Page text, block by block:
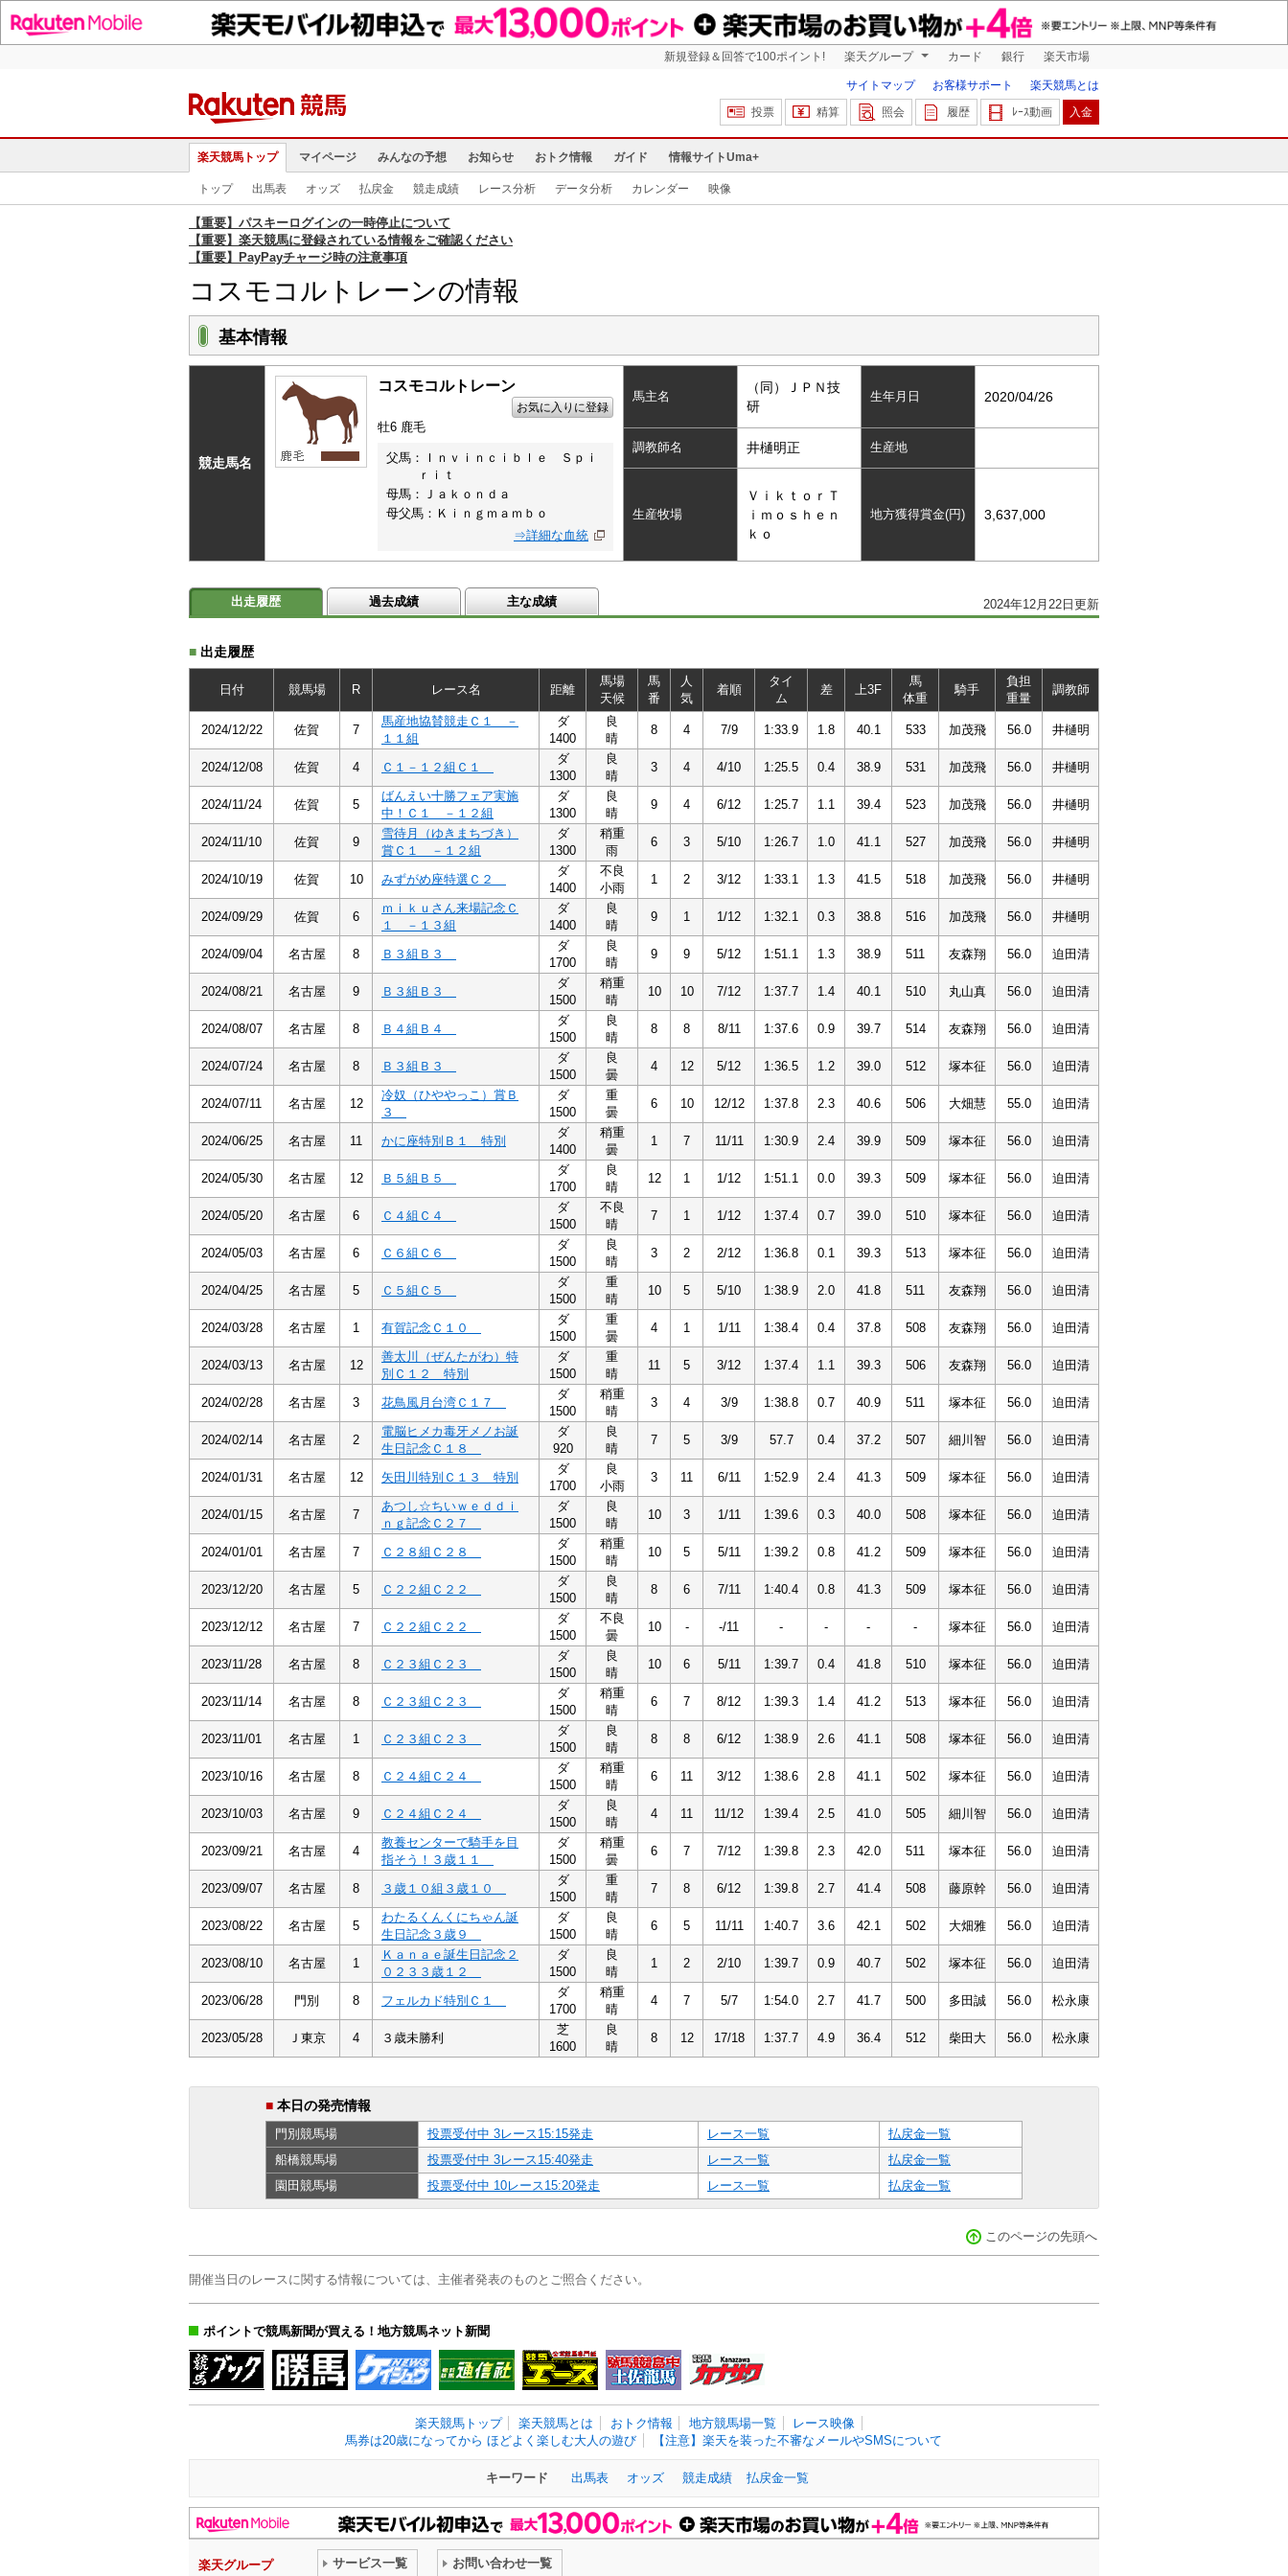
新規登録＆回答で100ポイント! 楽天グループ カード 銀行 楽天市場
サイトマップ お客様サポート
楽天競馬とは
投票
精算 照会 履歴 ﾚｰｽ動画 入金
楽天競馬トップ マイページ みんなの予想 お知らせ おトク情報 ガイド 情報サイトUma+
トップ 出馬表 オッズ 払戻金 競走成績 レース分析 データ分析 カレンダー 映像
【重要】パスキーログインの一時停止について
【重要】楽天競馬に登録されている情報をご確認ください
【重要】PayPayチャージ時の注意事項
コスモコルトレーンの情報
基本情報
競走馬名
コスモコルトレーン
お気に入りに登録
牡6 鹿毛
父馬：Ｉｎｖｉｎｃｉｂｌｅ Ｓｐｉ
ｒｉｔ
母馬：Ｊａｋｏｎｄａ
母父馬：Ｋｉｎｇｍａｍｂｏ
⇒詳細な血統
馬主名
（同）ＪＰＮ技
研
生年月日 2020/04/26
調教師名 井樋明正 生産地
生産牧場
ＶｉｋｔｏｒＴ
ｉｍｏｓｈｅｎ
ｋｏ
地方獲得賞金(円) 3,637,000
2024年12月22日更新
出走履歴 過去成績 主な成績
■ 出走履歴
日付 競馬場 R レース名 距離
馬場
天候
馬
番
人
気
着順
タイ
ム
差 上3F
馬
体重
騎手
負担
重量
調教師
2024/12/22 佐賀 7
馬産地協賛競走Ｃ１ －
１１組
ダ
1400
良
晴
8 4 7/9 1:33.9 1.8 40.1 533 加茂飛 56.0 井樋明
2024/12/08 佐賀 4 Ｃ１－１２組Ｃ１
ダ
1300
良
晴
3 4 4/10 1:25.5 0.4 38.9 531 加茂飛 56.0 井樋明
2024/11/24 佐賀 5
ばんえい十勝フェア実施
中！Ｃ１ －１２組
ダ
1300
良
晴
9 4 6/12 1:25.7 1.1 39.4 523 加茂飛 56.0 井樋明
2024/11/10 佐賀 9
雪待月（ゆきまちづき）
賞Ｃ１ －１２組
ダ
1300
稍重
雨
6 3 5/10 1:26.7 1.0 41.1 527 加茂飛 56.0 井樋明
2024/10/19 佐賀 10 みずがめ座特選Ｃ２
ダ
1400
不良
小雨
1 2 3/12 1:33.1 1.3 41.5 518 加茂飛 56.0 井樋明
2024/09/29 佐賀 6
ｍｉｋｕさん来場記念Ｃ
１ －１３組
ダ
1400
良
晴
9 1 1/12 1:32.1 0.3 38.8 516 加茂飛 56.0 井樋明
2024/09/04 名古屋 8 Ｂ３組Ｂ３
ダ
1700
良
晴
9 9 5/12 1:51.1 1.3 38.9 511 友森翔 56.0 迫田清
2024/08/21 名古屋 9 Ｂ３組Ｂ３
ダ
1500
稍重
晴
10 10 7/12 1:37.7 1.4 40.1 510 丸山真 56.0 迫田清
2024/08/07 名古屋 8 Ｂ４組Ｂ４
ダ
1500
良
晴
8 8 8/11 1:37.6 0.9 39.7 514 友森翔 56.0 迫田清
2024/07/24 名古屋 8 Ｂ３組Ｂ３
ダ
1500
良
曇
4 12 5/12 1:36.5 1.2 39.0 512 塚本征 56.0 迫田清
2024/07/11 名古屋 12
冷奴（ひややっこ）賞Ｂ
３
ダ
1500
重
曇
6 10 12/12 1:37.8 2.3 40.6 506 大畑慧 55.0 迫田清
2024/06/25 名古屋 11 かに座特別Ｂ１ 特別
ダ
1400
稍重
曇
1 7 11/11 1:30.9 2.4 39.9 509 塚本征 56.0 迫田清
2024/05/30 名古屋 12 Ｂ５組Ｂ５
ダ
1700
良
晴
12 1 1/12 1:51.1 0.0 39.3 509 塚本征 56.0 迫田清
2024/05/20 名古屋 6 Ｃ４組Ｃ４
ダ
1500
不良
晴
7 1 1/12 1:37.4 0.7 39.0 510 塚本征 56.0 迫田清
2024/05/03 名古屋 6 Ｃ６組Ｃ６
ダ
1500
良
晴
3 2 2/12 1:36.8 0.1 39.3 513 塚本征 56.0 迫田清
2024/04/25 名古屋 5 Ｃ５組Ｃ５
ダ
1500
重
晴
10 5 5/10 1:38.9 2.0 41.8 511 友森翔 56.0 迫田清
2024/03/28 名古屋 1 有賀記念Ｃ１０
ダ
1500
重
曇
4 1 1/11 1:38.4 0.4 37.8 508 友森翔 56.0 迫田清
2024/03/13 名古屋 12
善太川（ぜんたがわ）特
別Ｃ１２ 特別
ダ
1500
重
晴
11 5 3/12 1:37.4 1.1 39.3 506 友森翔 56.0 迫田清
2024/02/28 名古屋 3 花鳥風月台湾Ｃ１７
ダ
1500
稍重
晴
3 4 3/9 1:38.8 0.7 40.9 511 塚本征 56.0 迫田清
2024/02/14 名古屋 2
電脳ヒメカ毒牙メノお誕
生日記念Ｃ１８
ダ
920
良
晴
7 5 3/9 57.7 0.4 37.2 507 細川智 56.0 迫田清
2024/01/31 名古屋 12 矢田川特別Ｃ１３ 特別
ダ
1700
良
小雨
3 11 6/11 1:52.9 2.4 41.3 509 塚本征 56.0 迫田清
2024/01/15 名古屋 7
あつし☆ちいｗｅｄｄｉ
ｎｇ記念Ｃ２７
ダ
1500
良
晴
10 3 1/11 1:39.6 0.3 40.0 508 塚本征 56.0 迫田清
2024/01/01 名古屋 7 Ｃ２８組Ｃ２８
ダ
1500
稍重
晴
10 5 5/11 1:39.2 0.8 41.2 509 塚本征 56.0 迫田清
2023/12/20 名古屋 5 Ｃ２２組Ｃ２２
ダ
1500
良
晴
8 6 7/11 1:40.4 0.8 41.3 509 塚本征 56.0 迫田清
2023/12/12 名古屋 7 Ｃ２２組Ｃ２２
ダ
1500
不良
曇
10 - -/11 - - - - 塚本征 56.0 迫田清
2023/11/28 名古屋 8 Ｃ２３組Ｃ２３
ダ
1500
良
晴
10 6 5/11 1:39.7 0.4 41.8 510 塚本征 56.0 迫田清
2023/11/14 名古屋 8 Ｃ２３組Ｃ２３
ダ
1500
稍重
晴
6 7 8/12 1:39.3 1.4 41.2 513 塚本征 56.0 迫田清
2023/11/01 名古屋 1 Ｃ２３組Ｃ２３
ダ
1500
良
晴
8 8 6/12 1:38.9 2.6 41.1 508 塚本征 56.0 迫田清
2023/10/16 名古屋 8 Ｃ２４組Ｃ２４
ダ
1500
稍重
晴
6 11 3/12 1:38.6 2.8 41.1 502 塚本征 56.0 迫田清
2023/10/03 名古屋 9 Ｃ２４組Ｃ２４
ダ
1500
良
晴
4 11 11/12 1:39.4 2.5 41.0 505 細川智 56.0 迫田清
2023/09/21 名古屋 4
教養センターで騎手を目
指そう！３歳１１
ダ
1500
稍重
曇
6 7 7/12 1:39.8 2.3 42.0 511 塚本征 56.0 迫田清
2023/09/07 名古屋 8 ３歳１０組３歳１０
ダ
1500
重
晴
7 8 6/12 1:39.8 2.7 41.4 508 藤原幹 56.0 迫田清
2023/08/22 名古屋 5
わたるくんくにちゃん誕
生日記念３歳９
ダ
1500
良
晴
6 5 11/11 1:40.7 3.6 42.1 502 大畑雅 56.0 迫田清
2023/08/10 名古屋 1
Ｋａｎａｅ誕生日記念２
０２３３歳１２
ダ
1500
良
晴
1 2 2/10 1:39.7 0.9 40.7 502 塚本征 56.0 迫田清
2023/06/28 門別 8 フェルカド特別Ｃ１
ダ
1700
稍重
晴
4 7 5/7 1:54.0 2.7 41.7 500 多田誠 56.0 松永康
2023/05/28 Ｊ東京 4 ３歳未勝利
芝
1600
良
晴
8 12 17/18 1:37.7 4.9 36.4 512 柴田大 56.0 松永康
■ 本日の発売情報
門別競馬場 投票受付中 3レース15:15発走 レース一覧
払戻金一覧
船橋競馬場 投票受付中 3レース15:40発走 レース一覧
払戻金一覧
園田競馬場 投票受付中 10レース15:20発走 レース一覧 払戻金一覧
このページの先頭へ
開催当日のレースに関する情報については、主催者発表のものとご照合ください。
ポイントで競馬新聞が買える！地方競馬ネット新聞
楽天競馬トップ 楽天競馬とは おトク情報 地方競馬場一覧
レース映像
馬券は20歳になってから ほどよく楽しむ大人の遊び
【注意】楽天を装った不審なメールやSMSについて
キーワード 出馬表 オッズ 競走成績 払戻金一覧
楽天グループ サービス一覧 お問い合わせ一覧